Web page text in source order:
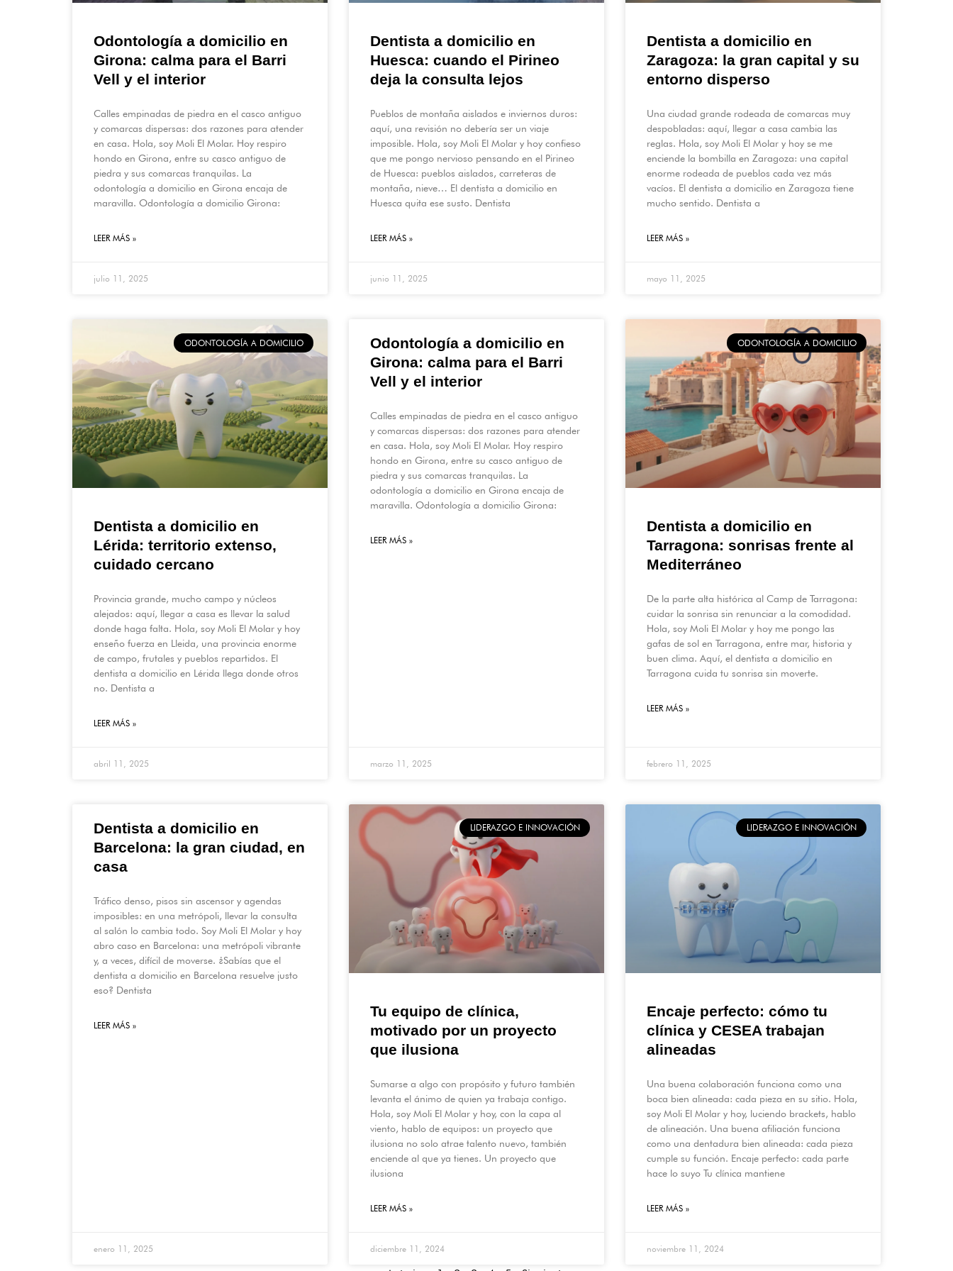
Odontología a domicilio en
Girona: calma para el Barri
Vell y el interior
Calles empinadas de piedra en el casco antiguo
y comarcas dispersas: dos razones para atender
en casa. Hola, soy Moli El Molar. Hoy respiro
hondo en Girona, entre su casco antiguo de
piedra y sus comarcas tranquilas. La
odontología a domicilio en Girona encaja de
maravilla. Odontología a domicilio Girona:
LEER MÁS »
julio 11, 2025
Dentista a domicilio en
Huesca: cuando el Pirineo
deja la consulta lejos
Pueblos de montaña aislados e inviernos duros:
aquí, una revisión no debería ser un viaje
imposible. Hola, soy Moli El Molar y hoy confieso
que me pongo nervioso pensando en el Pirineo
de Huesca: pueblos aislados, carreteras de
montaña, nieve… El dentista a domicilio en
Huesca quita ese susto. Dentista
LEER MÁS »
junio 11, 2025
Dentista a domicilio en
Zaragoza: la gran capital y su
entorno disperso
Una ciudad grande rodeada de comarcas muy
despobladas: aquí, llegar a casa cambia las
reglas. Hola, soy Moli El Molar y hoy se me
enciende la bombilla en Zaragoza: una capital
enorme rodeada de pueblos cada vez más
vacíos. El dentista a domicilio en Zaragoza tiene
mucho sentido. Dentista a
LEER MÁS »
mayo 11, 2025
ODONTOLOGÍA A DOMICILIO
Dentista a domicilio en
Lérida: territorio extenso,
cuidado cercano
Provincia grande, mucho campo y núcleos
alejados: aquí, llegar a casa es llevar la salud
donde haga falta. Hola, soy Moli El Molar y hoy
enseño fuerza en Lleida, una provincia enorme
de campo, frutales y pueblos repartidos. El
dentista a domicilio en Lérida llega donde otros
no. Dentista a
LEER MÁS »
abril 11, 2025
Odontología a domicilio en
Girona: calma para el Barri
Vell y el interior
Calles empinadas de piedra en el casco antiguo
y comarcas dispersas: dos razones para atender
en casa. Hola, soy Moli El Molar. Hoy respiro
hondo en Girona, entre su casco antiguo de
piedra y sus comarcas tranquilas. La
odontología a domicilio en Girona encaja de
maravilla. Odontología a domicilio Girona:
LEER MÁS »
marzo 11, 2025
ODONTOLOGÍA A DOMICILIO
Dentista a domicilio en
Tarragona: sonrisas frente al
Mediterráneo
De la parte alta histórica al Camp de Tarragona:
cuidar la sonrisa sin renunciar a la comodidad.
Hola, soy Moli El Molar y hoy me pongo las
gafas de sol en Tarragona, entre mar, historia y
buen clima. Aquí, el dentista a domicilio en
Tarragona cuida tu sonrisa sin moverte.
LEER MÁS »
febrero 11, 2025
Dentista a domicilio en
Barcelona: la gran ciudad, en
casa
Tráfico denso, pisos sin ascensor y agendas
imposibles: en una metrópoli, llevar la consulta
al salón lo cambia todo. Soy Moli El Molar y hoy
abro caso en Barcelona: una metrópoli vibrante
y, a veces, difícil de moverse. ¿Sabías que el
dentista a domicilio en Barcelona resuelve justo
eso? Dentista
LEER MÁS »
enero 11, 2025
LIDERAZGO E INNOVACIÓN
Tu equipo de clínica,
motivado por un proyecto
que ilusiona
Sumarse a algo con propósito y futuro también
levanta el ánimo de quien ya trabaja contigo.
Hola, soy Moli El Molar y hoy, con la capa al
viento, hablo de equipos: un proyecto que
ilusiona no solo atrae talento nuevo, también
enciende al que ya tienes. Un proyecto que
ilusiona
LEER MÁS »
diciembre 11, 2024
LIDERAZGO E INNOVACIÓN
Encaje perfecto: cómo tu
clínica y CESEA trabajan
alineadas
Una buena colaboración funciona como una
boca bien alineada: cada pieza en su sitio. Hola,
soy Moli El Molar y hoy, luciendo brackets, hablo
de alineación. Una buena afiliación funciona
como una dentadura bien alineada: cada pieza
cumple su función. Encaje perfecto: cada parte
hace lo suyo Tu clínica mantiene
LEER MÁS »
noviembre 11, 2024